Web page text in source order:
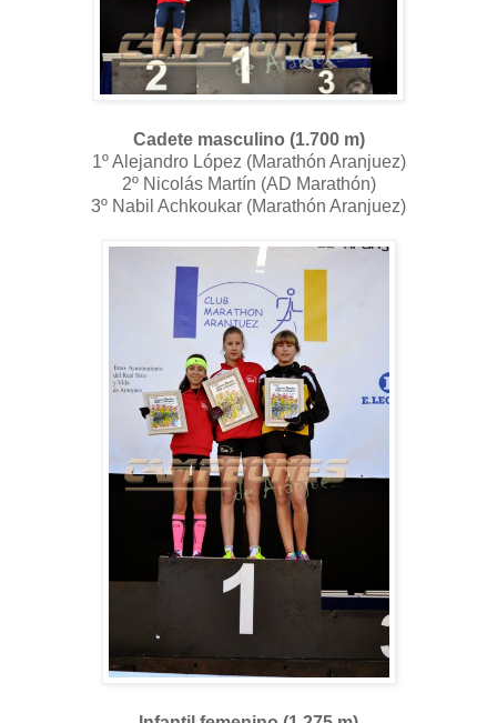
Cadete masculino (1.700 m)
1º Alejandro López (Marathón Aranjuez)
2º Nicolás Martín (AD Marathón)
3º Nabil Achkoukar (Marathón Aranjuez)